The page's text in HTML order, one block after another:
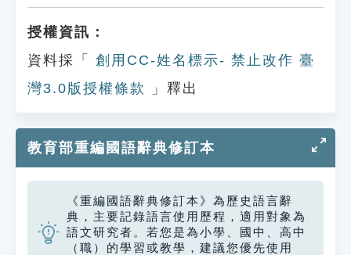
授權資訊：
資料採「
創用CC-姓名標示- 禁止改作 臺
灣3.0版授權條款
」釋出
教育部重編國語辭典修訂本
《重編國語辭典修訂本》為歷史語言辭
典，主要記錄語言使用歷程，適用對象為
語文研究者。若您是為小學、國中、高中
（職）的學習或教學，建議您優先使用